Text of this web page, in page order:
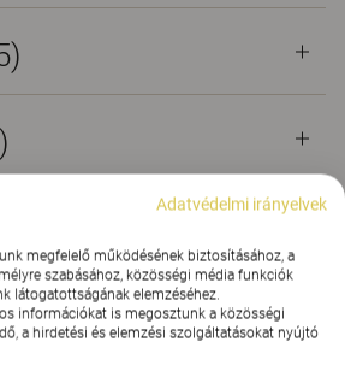
)
(
Adatvédelmi irányelvek
megfelelő működésének biztosításához, a
szabásához, közösségi média funkciók
látogatottságának elemzéséhez.
információkat is megosztunk a közösségi
a hirdetési és elemzési szolgáltatásokat nyújtó